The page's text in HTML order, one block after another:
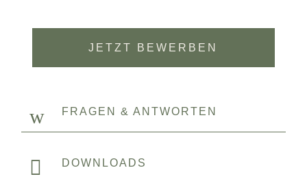
JETZT BEWERBEN
w FRAGEN & ANTWORTEN
 DOWNLOADS